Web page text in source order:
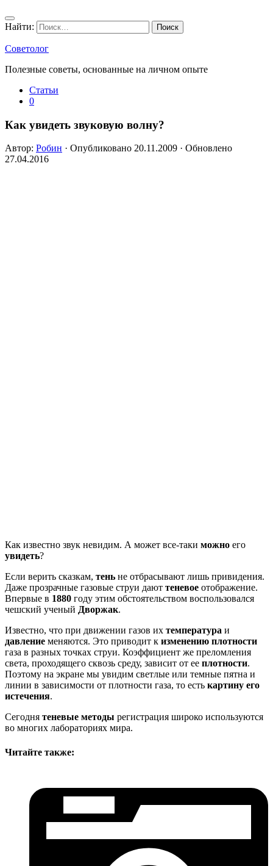
Найти:
Советолог
Полезные советы, основанные на личном опыте
Статьи
0
Как увидеть звуковую волну?
Автор: Робин · Опубликовано 20.11.2009 · Обновлено
27.04.2016
Как известно звук невидим. А может все-таки можно его
увидеть?
Если верить сказкам, тень не отбрасывают лишь привидения.
Даже прозрачные газовые струи дают теневое отображение.
Впервые в 1880 году этим обстоятельством воспользовался
чешский ученый Дворжак.
Известно, что при движении газов их температура и
давление меняются. Это приводит к изменению плотности
газа в разных точках струи. Коэффициент же преломления
света, проходящего сквозь среду, зависит от ее плотности.
Поэтому на экране мы увидим светлые или темные пятна и
линии в зависимости от плотности газа, то есть картину его
истечения.
Сегодня теневые методы регистрация широко используются
во многих лабораториях мира.
Читайте также: